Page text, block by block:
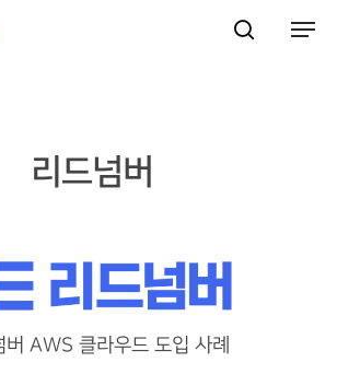
리드넘버
버 AWS 클라우드 도입 사례